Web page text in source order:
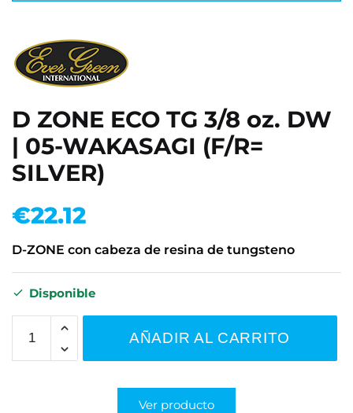
D ZONE ECO TG 3/8 oz. DW
| 05-WAKASAGI (F/R=
SILVER)
€22.12
D-ZONE con cabeza de resina de tungsteno
Disponible
AÑADIR AL CARRITO
Ver producto